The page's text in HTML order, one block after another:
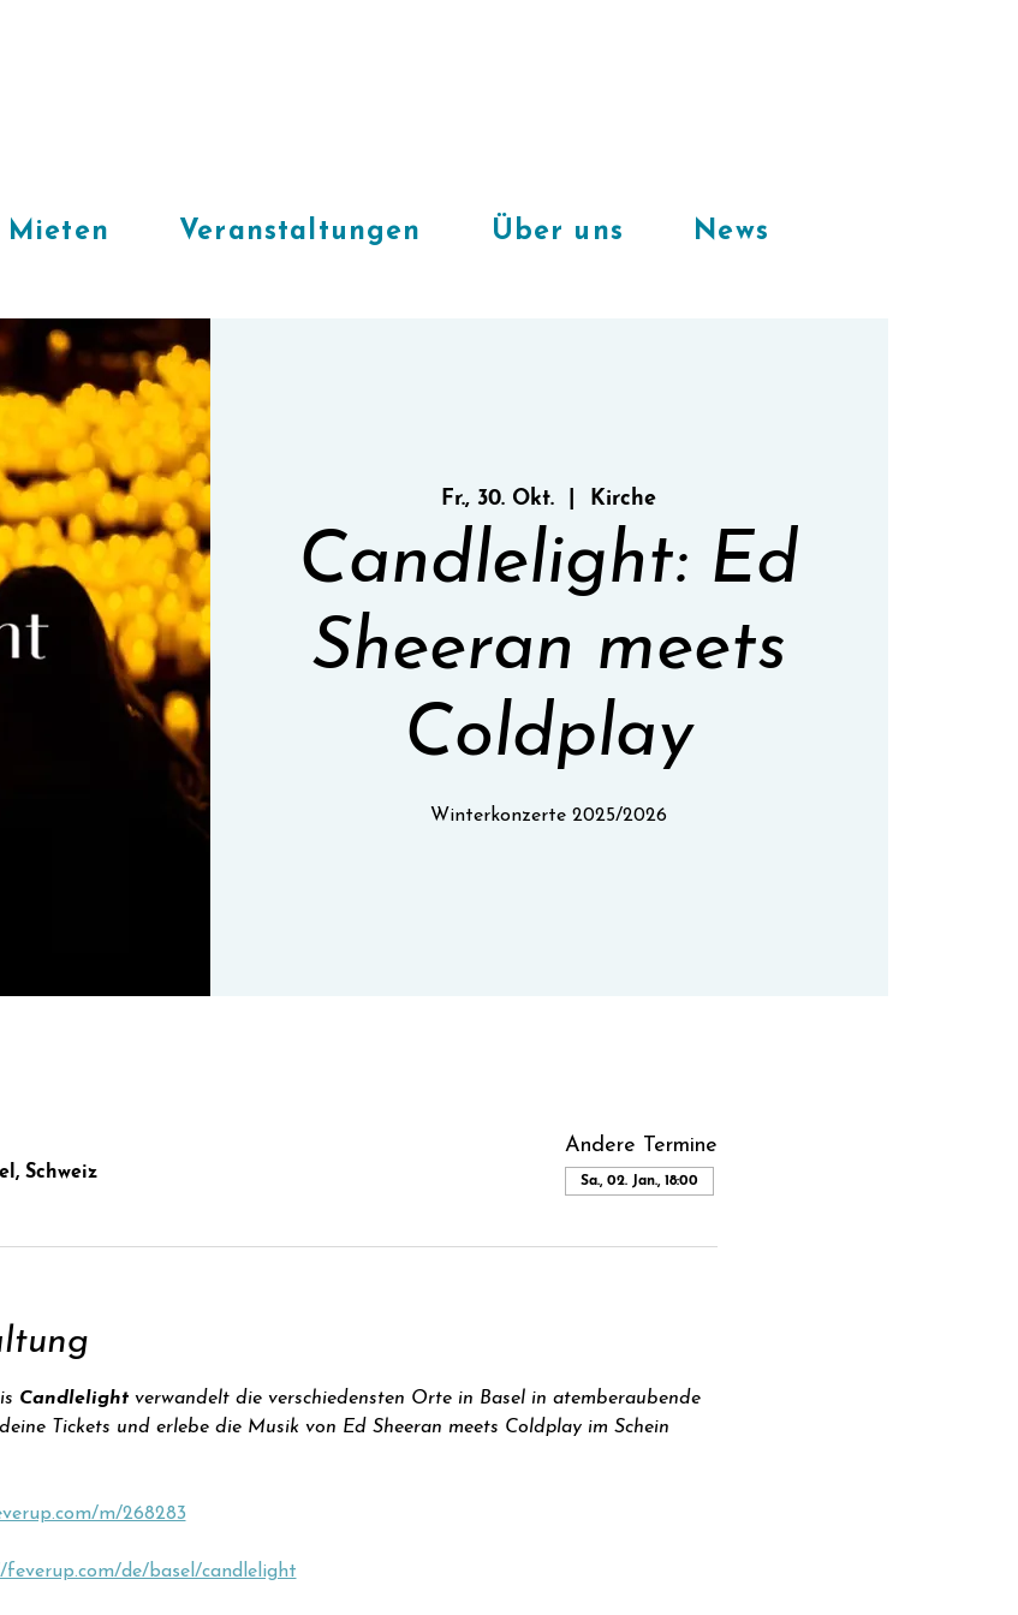
Mieten Veranstaltungen Über uns News
Fr., 30. Okt. Kirche
Candlelight: Ed
Sheeran meets
Coldplay
Winterkonzerte 2025/2026
Schweiz
Andere Termine
Sa., 02. Jan., 18:00
Candlelight verwandelt die verschiedensten Orte in Basel in atemberaubende
Tickets und erlebe die Musik von Ed Sheeran meets Coldplay im Schein
m/268283
feverup.com/de/basel/candlelight